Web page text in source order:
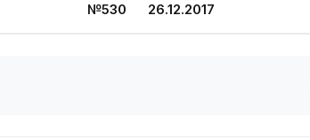
№530 26.12.2017